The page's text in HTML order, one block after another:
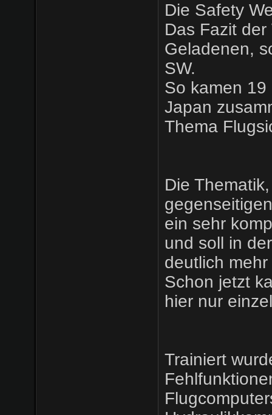
Die Safety
Das Fazit
Geladenen,
SW.
So kamen
Japan
Thema
Die
ein sehr
und soll in
deutlich
Schon jetzt
hier nur
Trainiert